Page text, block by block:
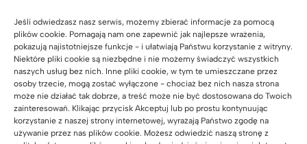
Jeśli odwiedzasz nasz serwis, możemy zbierać informacje za pomocą
plików cookie. Pomagają nam one zapewnić jak najlepsze wrażenia,
pokazują najistotniejsze funkcje - i ułatwiają Państwu korzystanie z witryny.
Niektóre pliki cookie są niezbędne i nie możemy świadczyć wszystkich
naszych usług bez nich. Inne pliki cookie, w tym te umieszczane przez
osoby trzecie, mogą zostać wyłączone - chociaż bez nich nasza strona
może nie działać tak dobrze, a treść może nie być dostosowana do Twoich
zainteresowań. Klikając przycisk Akceptuj lub po prostu kontynuując
korzystanie z naszej strony internetowej, wyrażają Państwo zgodę na
używanie przez nas plików cookie. Możesz odwiedzić naszą stronę z
29 lipca 2026
Meble biurowe dla Kancelarii
Adwokackiej Adwokat Marty
Giezowskiej w Zielonej Górze
28 lipca 2026